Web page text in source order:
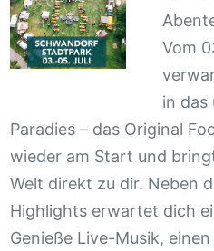
Vom
in das
Paradies – das Original
wieder am Start und
Welt direkt zu dir. Neben
Highlights erwartet dich
Genieße Live-Musik,